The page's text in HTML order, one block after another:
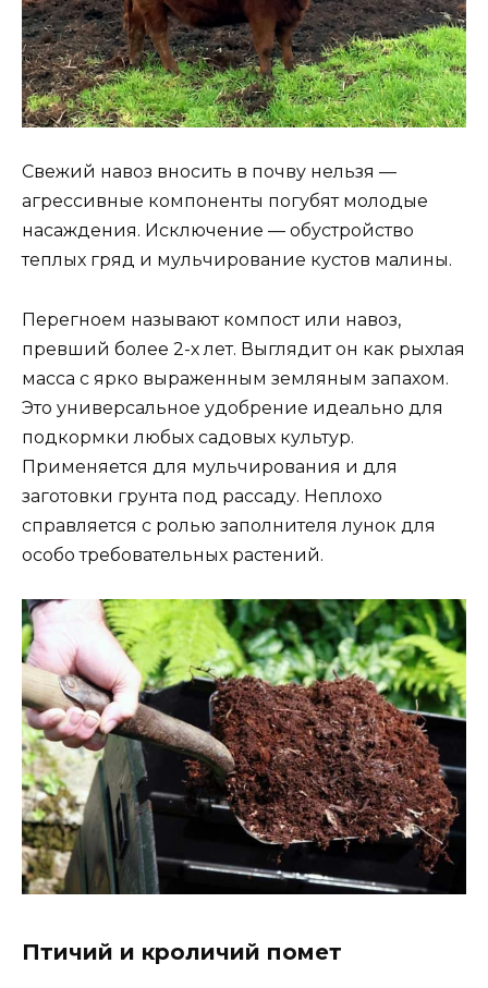
Свежий навоз вносить в почву нельзя —
агрессивные компоненты погубят молодые
насаждения. Исключение — обустройство
теплых гряд и мульчирование кустов малины.
Перегноем называют компост или навоз,
превший более 2-х лет. Выглядит он как рыхлая
масса с ярко выраженным земляным запахом.
Это универсальное удобрение идеально для
подкормки любых садовых культур.
Применяется для мульчирования и для
заготовки грунта под рассаду. Неплохо
справляется с ролью заполнителя лунок для
особо требовательных растений.
Птичий и кроличий помет